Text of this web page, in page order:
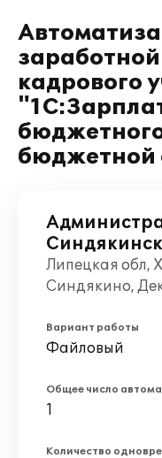
кадрового
бюджетной
Липецкая обл,
Синдякино,
Вариант работы
Файловый
Общее число
1
Количество